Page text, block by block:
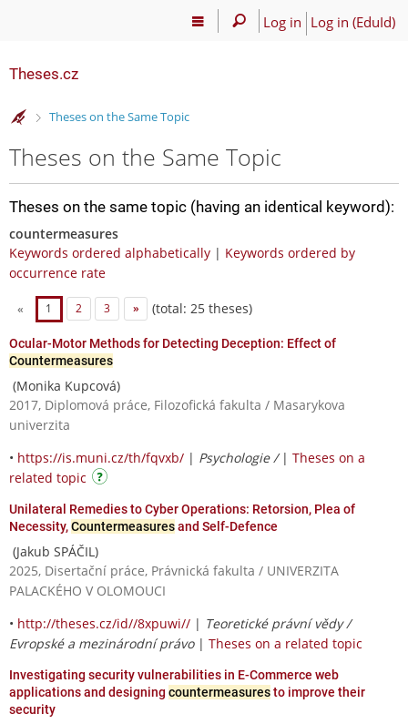
Log in Log in (EduId)
Theses.cz
>
Theses on the Same Topic
Theses on the Same Topic
Theses on the same topic (having an identical keyword):
countermeasures
Keywords ordered alphabetically | Keywords ordered by
occurrence rate
« 1 2 3 » (total: 25 theses)
Ocular-Motor Methods for Detecting Deception: Effect of
Countermeasures
(Monika Kupcová)
2017, Diplomová práce, Filozofická fakulta / Masarykova
univerzita
• https://is.muni.cz/th/fqvxb/ | Psychologie / | Theses on a
related topic
Unilateral Remedies to Cyber Operations: Retorsion, Plea of
Necessity,Countermeasuresand Self-Defence
(Jakub SPÁČIL)
2025, Disertační práce, Právnická fakulta / UNIVERZITA
PALACKÉHO V OLOMOUCI
• http://theses.cz/id//8xpuwi// | Teoretické právní vědy /
Evropské a mezinárodní právo| Theses on a related topic
Investigating security vulnerabilities in E-Commerce web
applications and designing countermeasuresto improve their
security